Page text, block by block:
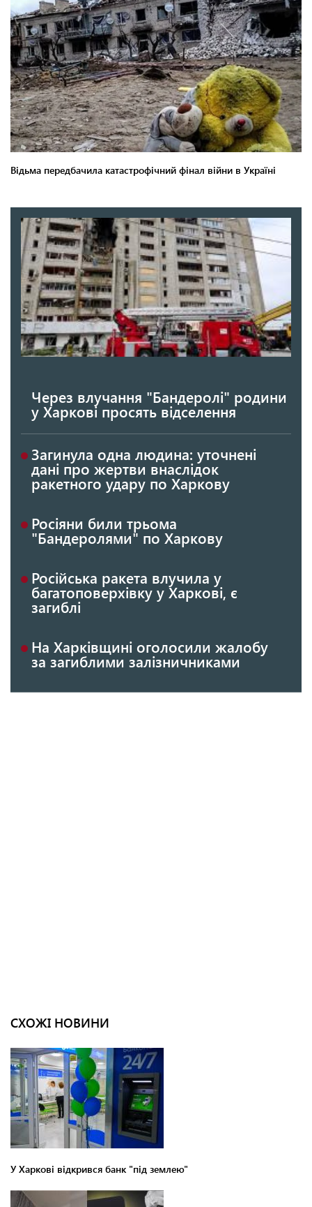
Через влучання "Бандеролі" родини
у Харкові просять відселення
Загинула одна людина: уточнені
дані про жертви внаслідок
ракетного удару по Харкову
Росіяни били трьома
"Бандеролями" по Харкову
Російська ракета влучила у
багатоповерхівку у Харкові, є
загиблі
На Харківщині оголосили жалобу
за загиблими залізничниками
СХОЖІ НОВИНИ
У Харкові відкрився банк "під землею"